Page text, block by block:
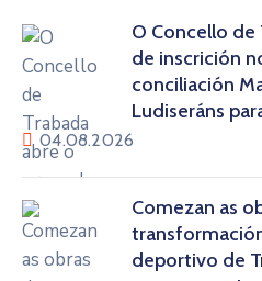
O Concello de
de inscrición
conciliación
Ludiseráns
04.08.2026
Comezan as
deportivo de